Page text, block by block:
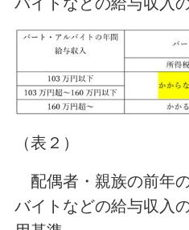
（表２）
配偶者・親族の前年
バイトなどの給与収入